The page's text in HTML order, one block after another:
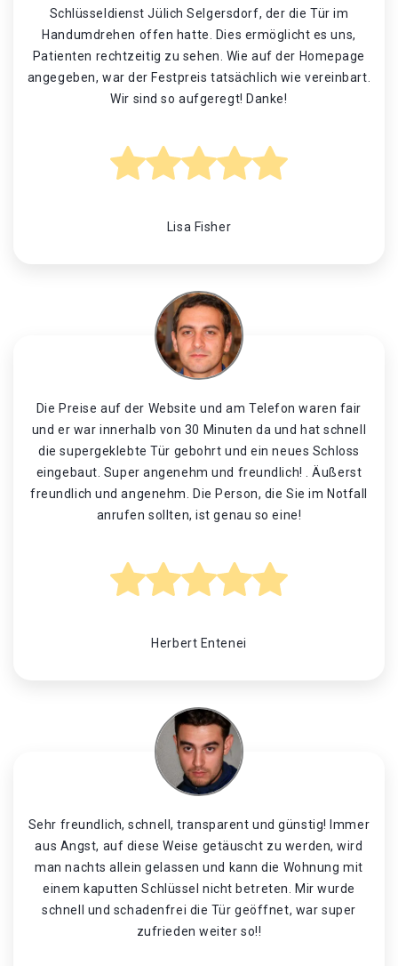
Schlüsseldienst Jülich Selgersdorf, der die Tür im
Handumdrehen offen hatte. Dies ermöglicht es uns,
Patienten rechtzeitig zu sehen. Wie auf der Homepage
angegeben, war der Festpreis tatsächlich wie vereinbart.
Wir sind so aufgeregt! Danke!
Lisa Fisher
Die Preise auf der Website und am Telefon waren fair
und er war innerhalb von 30 Minuten da und hat schnell
die supergeklebte Tür gebohrt und ein neues Schloss
eingebaut. Super angenehm und freundlich! . Äußerst
freundlich und angenehm. Die Person, die Sie im Notfall
anrufen sollten, ist genau so eine!
Herbert Entenei
Sehr freundlich, schnell, transparent und günstig! Immer
aus Angst, auf diese Weise getäuscht zu werden, wird
man nachts allein gelassen und kann die Wohnung mit
einem kaputten Schlüssel nicht betreten. Mir wurde
schnell und schadenfrei die Tür geöffnet, war super
zufrieden weiter so!!